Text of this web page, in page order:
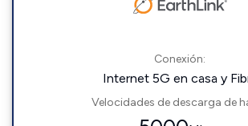
Conexión:
Internet 5G en casa y
Velocidades de descarga de